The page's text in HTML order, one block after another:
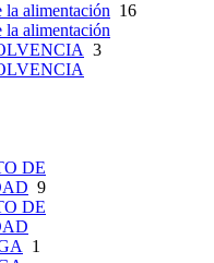
la alimentación 16
la alimentación
3
DE
9
DE
1